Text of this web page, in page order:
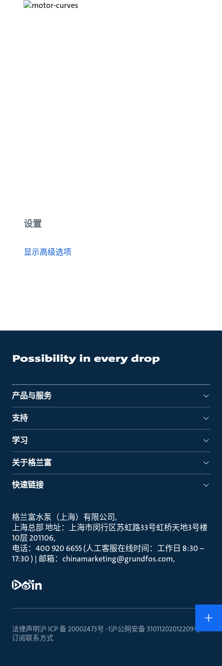
设置
显示高级选项
产品与服务
支持
学习
关于格兰富
快速链接
格兰富水泵（上海）有限公司
上海总部 地址：上海市闵行区苏虹路33号虹桥天地3号楼
10层 201106
电话：400 920 6655 (人工客服在线时间：工作日 8:30 –
17:30 ) | 邮箱：chinamarketing@grundfos.com
法律声明沪 ICP 备 20002473号 -1沪公网安备 31011202012209号
订阅联系方式